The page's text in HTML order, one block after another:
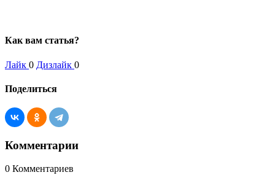
Как вам статья?
Лайк 0 Дизлайк 0
Поделиться
Комментарии
0 Комментариев